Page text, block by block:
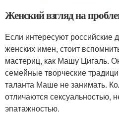
Женский взгляд на
Если интересуют российские
женских имен, стоит
мастериц, как Машу Цигаль.
семейные творческие
таланта Маше не занимать.
отличаются сексуальностью,
эпатажностью.